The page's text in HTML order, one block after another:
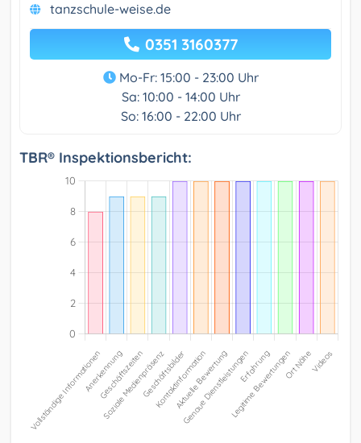
tanzschule-weise.de
0351 3160377
Mo-Fr: 15:00 - 23:00 Uhr
Sa: 10:00 - 14:00 Uhr
So: 16:00 - 22:00 Uhr
TBR® Inspektionsbericht: